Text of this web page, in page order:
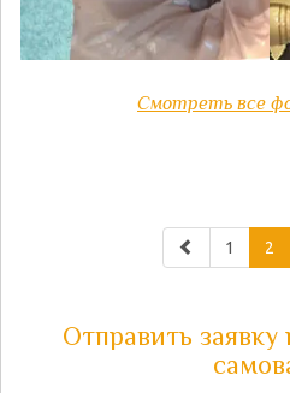
Смотреть все
1 2
Отправить